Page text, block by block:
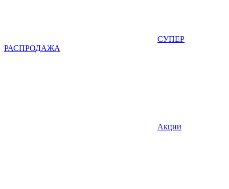
СУПЕР
РАСПРОДАЖА
Акции